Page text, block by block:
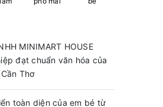
MINIMART HOUSE
đạt chuẩn văn hóa của
Thơ
toàn diện của em bé từ